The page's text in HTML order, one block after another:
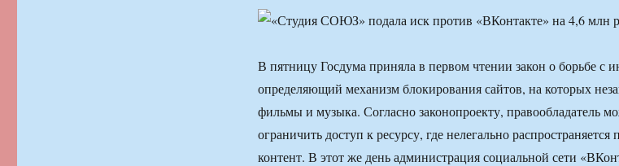
В пятницу Госдума приняла в первом чтении закон о борьбе с
определяющий механизм блокирования сайтов, на которых
фильмы и музыка. Согласно законопроекту, правообладатель
ограничить доступ к ресурсу, где нелегально
контент. В этот же день администрация социальной сети